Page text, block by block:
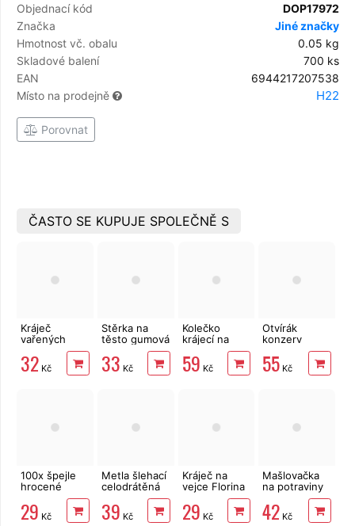
Objednací kód
DOP17972
Značka
Jiné značky
Hmotnost vč. obalu
0.05 kg
Skladové balení
700 ks
EAN
6944217207538
Místo na prodejně
H22
Porovnat
ČASTO SE KUPUJE SPOLEČNĚ S
Kráječ
vařených
struna
32 Kč
Stěrka na
těsto gumová
33 Kč
Kolečko
krájecí na
Banquet
Akcent
59 Kč
Otvírák
konzerv
55 Kč
100x špejle
hrocené
29 Kč
Metla šlehací
celodrátěná
nerez
39 Kč
Kráječ na
vejce Florina
29 Kč
Mašlovačka
na potraviny
střední 21 cm
42 Kč